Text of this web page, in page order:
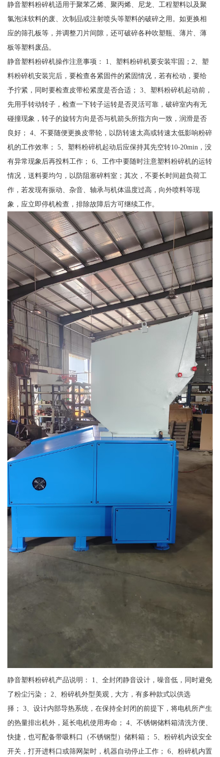
静音塑料粉碎机适用于聚苯乙烯、聚丙烯、尼龙、工程塑料以及聚
氯泡沫软料的废、次制品或注射喷头等塑料的破碎之用。如更换相
应的筛孔板等，并调整刀片间隙，还可破碎各种吹塑瓶、薄片、薄
板等塑料废品。
静音塑料粉碎机操作注意事项： 1、塑料粉碎机要安装牢固；2、塑
料粉碎机安装完后，要检查各紧固件的紧固情况，若有松动，要给
予拧紧，同时要检查皮带松紧度是否合适； 3、塑料粉碎机起动前，
先用手转动转子，检查一下转子运转是否灵活可靠，破碎室内有无
碰撞现象，转子的旋转方向是否与机箭头所指方向一致，润滑是否
良好； 4、不要随便更换皮带轮，以防转速太高或转速太低影响粉碎
机的工作效率； 5、塑料粉碎机起动后应保持其先空转10-20min，没
有异常现象后再投料工作； 6、工作中要随时注意塑料粉碎机的运转
情况，送料要均匀，以防阻塞碎料室；其次，不要长时间超负荷工
作，若发现有振动、杂音、轴承与机体温度过高，向外喷料等现
象，应立即停机检查，排除故障后方可继续工作。
静音塑料粉碎机产品说明： 1、全封闭静音设计，噪音低，同时避免
了粉尘污染； 2、粉碎机外型美观 , 大方，有多种款式以供选
择； 3、设计内部导热系统，在保持全封闭的前提下，将电机所产生
的热量排出机外，延长电机使用寿命； 4、不锈钢储料箱清洗方便、
快捷，也可配备带吸料口（不锈钢型）储料箱； 5、粉碎机内设安全
开关，打开进料口或筛网架时，机器自动停止工作； 6、粉碎机内置